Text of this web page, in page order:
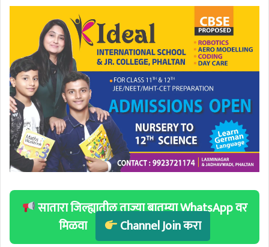
सातारा जिल्ह्यातील ताज्या बातम्या WhatsApp वर
मिळवा
Channel Join करा